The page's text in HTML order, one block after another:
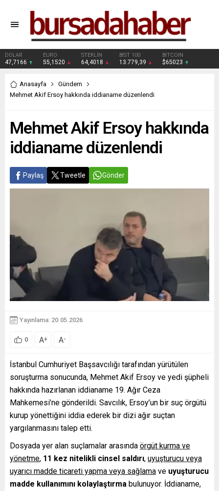
DOLAR
47,7166
EURO
55,1520
STERLİN
64,4018
BIST 100
13.779,39
BITCOIN
$65023
Anasayfa
Gündem
Mehmet Akif Ersoy hakkında iddianame düzenlendi
Mehmet Akif Ersoy hakkında
iddianame düzenlendi
Paylaş Tweetle Gönder
Yayınlama: 20.05.2026
0 A+ A-
İstanbul Cumhuriyet Başsavcılığı tarafından yürütülen
soruşturma sonucunda, Mehmet Akif Ersoy ve yedi şüpheli
hakkında hazırlanan iddianame 19. Ağır Ceza
Mahkemesi’ne gönderildi. Savcılık, Ersoy’un bir suç örgütü
kurup yönettiğini iddia ederek bir dizi ağır suçtan
yargılanmasını talep etti.
Dosyada yer alan suçlamalar arasında örgüt kurma ve
yönetme, 11 kez nitelikli cinsel saldırı, uyuşturucu veya
uyarıcı madde ticareti yapma veya sağlama ve uyuşturucu
madde kullanımını kolaylaştırma bulunuyor. İddianame,